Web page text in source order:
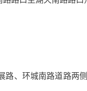
、环城南路道路两